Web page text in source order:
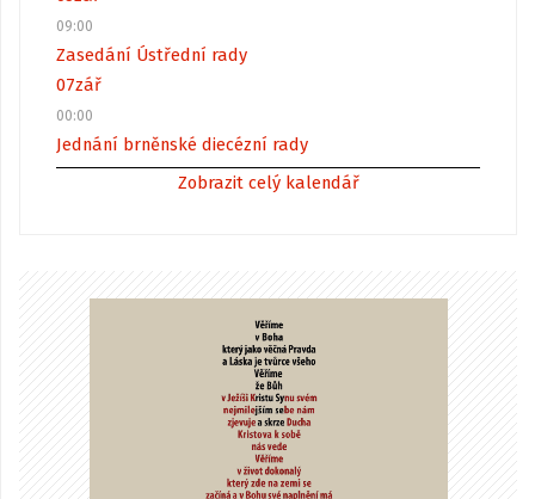
09:00
Zasedání Ústřední rady
07zář
00:00
Jednání brněnské diecézní rady
Zobrazit celý kalendář